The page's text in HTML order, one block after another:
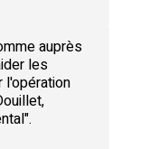
auprès
les
l'opération